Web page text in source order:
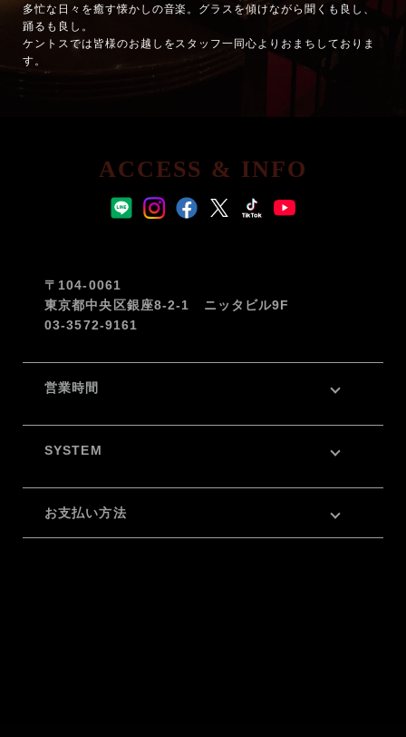
多忙な日々を癒す懐かしの音楽。グラスを傾けながら聞くも良し、
踊るも良し。
ケントスでは皆様のお越しをスタッフ一同心よりおまちしておりま
す。
ACCESS & INFO
〒104-0061
東京都中央区銀座8-2-1 ニッタビル9F
03-3572-9161
営業時間
SYSTEM
お支払い方法